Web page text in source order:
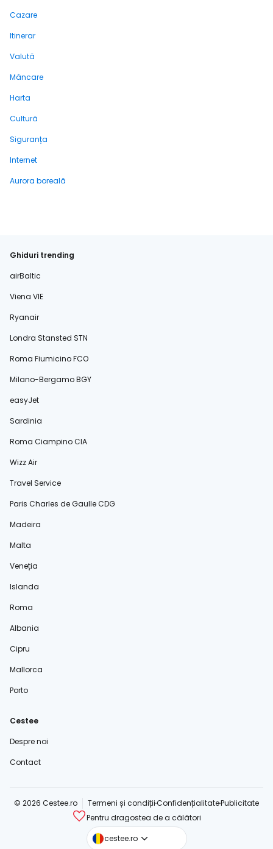
Cazare
Itinerar
Valută
Mâncare
Harta
Cultură
Siguranța
Internet
Aurora boreală
Ghiduri trending
airBaltic
Viena VIE
Ryanair
Londra Stansted STN
Roma Fiumicino FCO
Milano-Bergamo BGY
easyJet
Sardinia
Roma Ciampino CIA
Wizz Air
Travel Service
Paris Charles de Gaulle CDG
Madeira
Malta
Veneția
Islanda
Roma
Albania
Cipru
Mallorca
Porto
Cestee
Despre noi
Contact
© 2026 Cestee.ro Termeni și condițiiConfidențialitatePublicitate
Pentru dragostea de a călători
cestee.ro
cestee.com